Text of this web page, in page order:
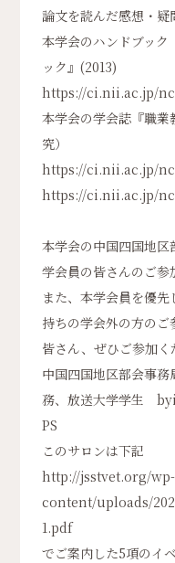
論文を読んだ感想・疑
本学会のハンドブッ
ック』(2013)
https://ci.nii.ac.jp/
本学会の学会誌『職
究）
https://ci.nii.ac.jp/
https://ci.nii.ac.jp/
本学会の中国四国地区
学会員の皆さんのご参
また、本学会員を優
持ちの学会外の方のご
皆さん、ぜひご参加く
中国四国地区部会事
務、放送大学学生
PS
このサロンは下記
http://jsstvet.org/wp-
content/uploads/
1.pdf
でご案内した5項のイベ